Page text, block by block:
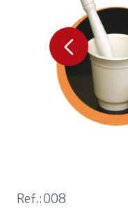
Ref.:008